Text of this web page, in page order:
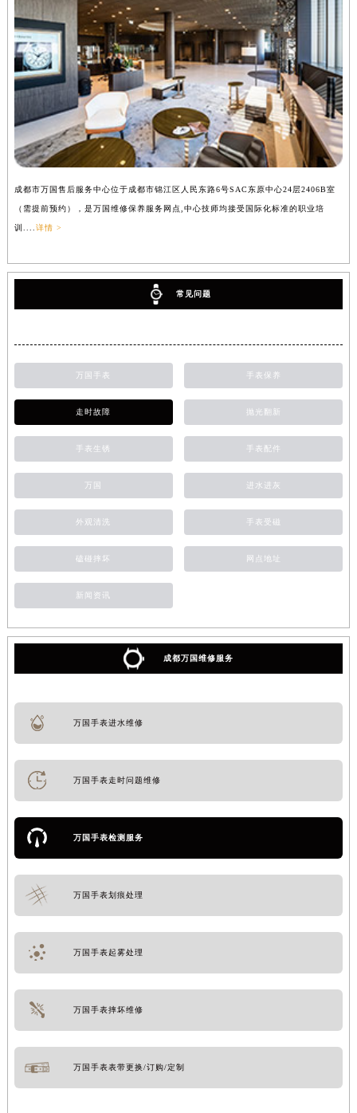
成都市万国售后服务中心位于成都市锦江区人民东路6号SAC东原中心24层2406B室
（需提前预约），是万国维修保养服务网点,中心技师均接受国际化标准的职业培
训.... 详情 >
常见问题
万国手表 手表保养
走时故障 抛光翻新
手表生锈 手表配件
万国 进水进灰
外观清洗 手表受磁
磕碰摔坏 网点地址
新闻资讯
成都万国维修服务
万国手表进水维修
万国手表走时问题维修
万国手表检测服务
万国手表划痕处理
万国手表起雾处理
万国手表摔坏维修
万国手表表带更换/订购/定制